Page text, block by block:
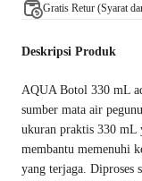
Gratis Retur (Syarat
Deskripsi Produk
AQUA Botol 330 mL
sumber mata air
ukuran praktis 330 mL
membantu memenuhi
yang terjaga. Diproses